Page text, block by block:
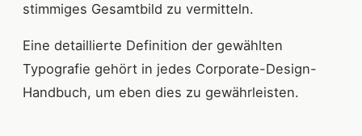
stimmiges Gesamtbild zu vermitteln.
Eine detaillierte Definition der gewählten
Typografie gehört in jedes Corporate-Design-
Handbuch, um eben dies zu gewährleisten.